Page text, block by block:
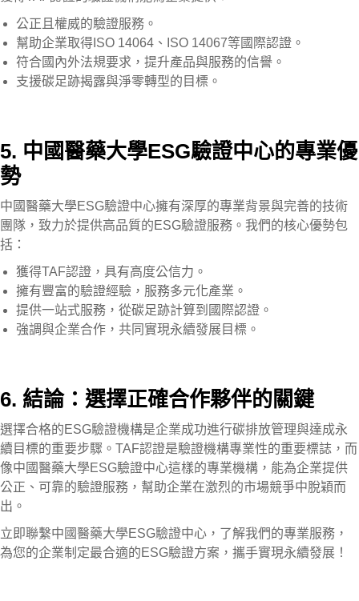
公正且權威的驗證服務。
幫助企業取得ISO 14064、ISO 14067等國際認證。
符合國內外法規要求，提升產品與服務的信譽。
支援碳足跡揭露與淨零轉型的目標。
5. 中國醫藥大學ESG驗證中心的專業優
勢
中國醫藥大學ESG驗證中心擁有深厚的專業背景與完善的技術
團隊，致力於提供高品質的ESG驗證服務。我們的核心優勢包
括：
獲得TAF認證，具有高度公信力。
擁有豐富的驗證經驗，服務多元化產業。
提供一站式服務，從碳足跡計算到國際認證。
強調與企業合作，共同實現永續發展目標。
6. 結論：選擇正確合作夥伴的關鍵
選擇合格的ESG驗證機構是企業成功進行碳排放管理與達成永
續目標的重要步驟。TAF認證是驗證機構專業性的重要標誌，而
像中國醫藥大學ESG驗證中心這樣的專業機構，能為企業提供
公正、可靠的驗證服務，幫助企業在激烈的市場競爭中脫穎而
出。
立即聯繫中國醫藥大學ESG驗證中心，了解我們的專業服務，
為您的企業制定最合適的ESG驗證方案，攜手實現永續發展！